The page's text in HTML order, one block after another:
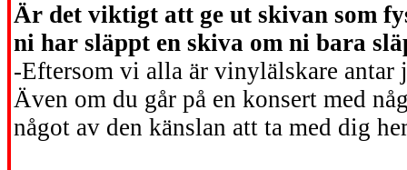
Är det viktigt att ge ut skivan som
ni har släppt en skiva om ni bara
-Eftersom vi alla är vinylälskare
Även om du går på en konsert med
något av den känslan att ta med dig